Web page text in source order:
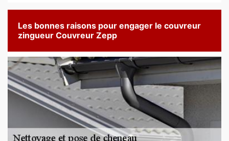
Les bonnes raisons pour engager le couvreur
zingueur Couvreur Zepp